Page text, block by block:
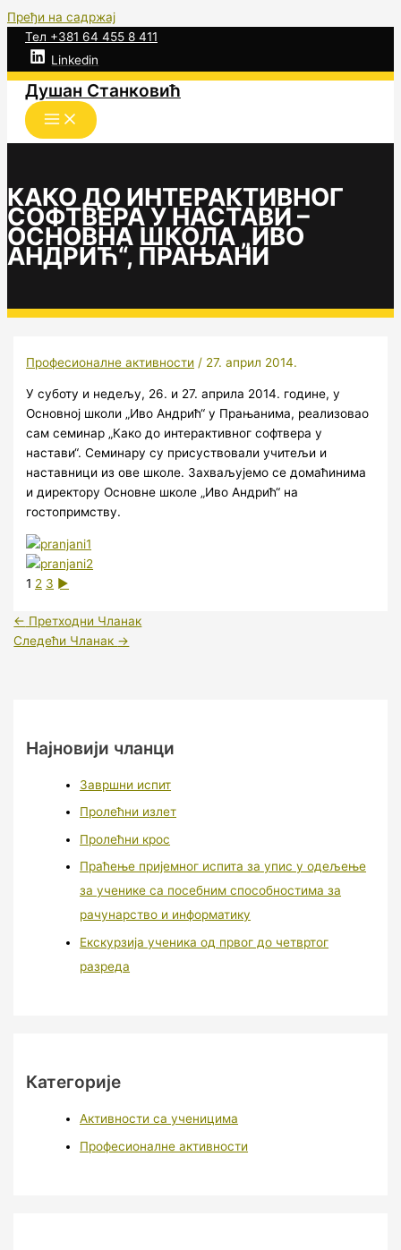
Пређи на садржај
Тел +381 64 455 8 411
Linkedin
Душан Станковић
КАКО ДО ИНТЕРАКТИВНОГ
СОФТВЕРА У НАСТАВИ –
ОСНОВНА ШКОЛА „ИВО
АНДРИЋ“, ПРАЊАНИ
Професионалне активности / 27. април 2014.
У суботу и недељу, 26. и 27. априла 2014. године, у
Основној школи „Иво Андрић“ у Прањанима, реализовао
сам семинар „Како до интерактивног софтвера у
настави“. Семинару су присуствовали учитељи и
наставници из ове школе. Захваљујемо се домаћинима
и директору Основне школе „Иво Андрић“ на
гостопримству.
1 2 3 ►
← Претходни Чланак
Следећи Чланак →
Најновији чланци
Завршни испит
Пролећни излет
Пролећни крос
Праћење пријемног испита за упис у одељење
за ученике са посебним способностима за
рачунарство и информатику
Екскурзија ученика од првог до четвртог
разреда
Категорије
Активности са ученицима
Професионалне активности